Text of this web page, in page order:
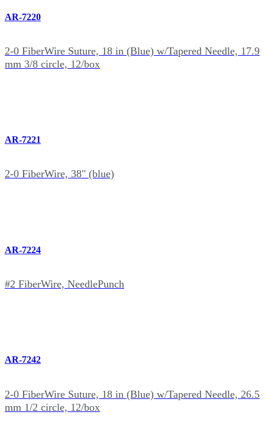
AR-7220
2-0 FiberWire Suture, 18 in (Blue) w/Tapered Needle, 17.9
mm 3/8 circle, 12/box
AR-7221
2-0 FiberWire, 38" (blue)
AR-7224
#2 FiberWire, NeedlePunch
AR-7242
2-0 FiberWire Suture, 18 in (Blue) w/Tapered Needle, 26.5
mm 1/2 circle, 12/box